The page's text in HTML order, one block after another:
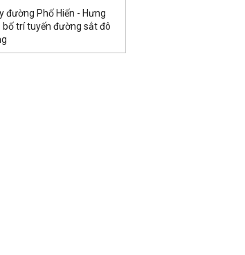
đường Phố Hiến - Hưng
bố trí tuyến đường sắt đô